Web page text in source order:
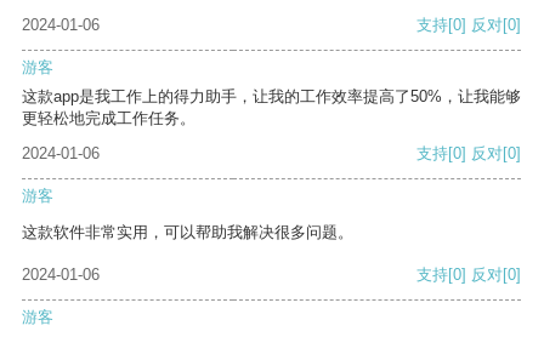
2024-01-06 支持[0] 反对[0]
游客
这款app是我工作上的得力助手，让我的工作效率提高了50%，让我能够
更轻松地完成工作任务。
2024-01-06
支持[0] 反对[0]
游客
这款软件非常实用，可以帮助我解决很多问题。
2024-01-06 支持[0] 反对[0]
游客